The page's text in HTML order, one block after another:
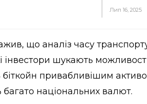
Лип 16, 2025
що аналіз часу
інвестори шукають
привабливішим
національних валют.